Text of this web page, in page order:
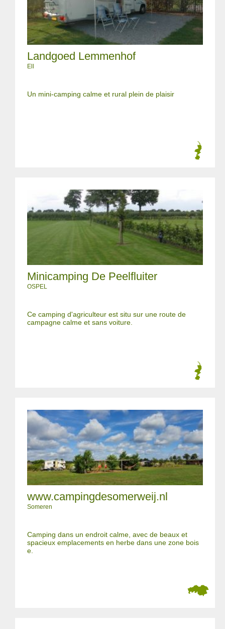
Landgoed Lemmenhof
Ell
Un mini-camping calme et rural plein de plaisir
Minicamping De Peelfluiter
OSPEL
Ce camping d'agriculteur est situ sur une route de
campagne calme et sans voiture.
www.campingdesomerweij.nl
Someren
Camping dans un endroit calme, avec de beaux et
spacieux emplacements en herbe dans une zone bois
e.